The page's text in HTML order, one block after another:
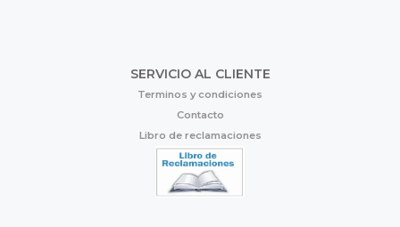
SERVICIO AL CLIENTE
Terminos y condiciones
Contacto
Libro de reclamaciones